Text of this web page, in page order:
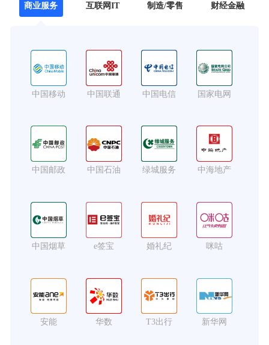
商业服务 互联网IT 制造/零售 财经金融
中国移动 中国联通 中国电信 国家电网
中国邮政 中国石油 绿城服务 中海地产
中国烟草 e签宝 婚礼纪 咪咕
安能 华数 T3出行 新华网